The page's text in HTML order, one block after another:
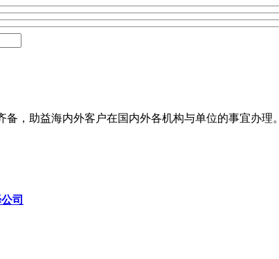
备，助益海内外客户在国内外各机构与单位的事宜办理。
司